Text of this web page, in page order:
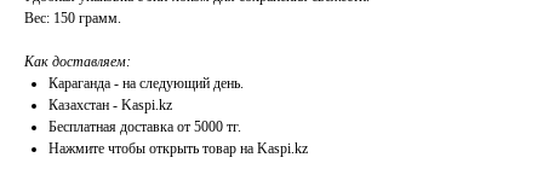
Вес: 150 грамм.
Как доставляем:
Караганда - на следующий день.
Казахстан - Kaspi.kz
Бесплатная доставка от 5000 тг.
Нажмите чтобы открыть товар на Kaspi.kz